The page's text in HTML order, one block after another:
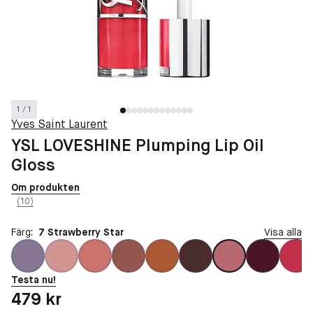
1 / 1
Yves Saint Laurent
YSL LOVESHINE Plumping Lip Oil
Gloss
Om produkten
(10)
Färg: 7 Strawberry Star Visa alla
Testa nu!
Pris: 479 kr
479 kr